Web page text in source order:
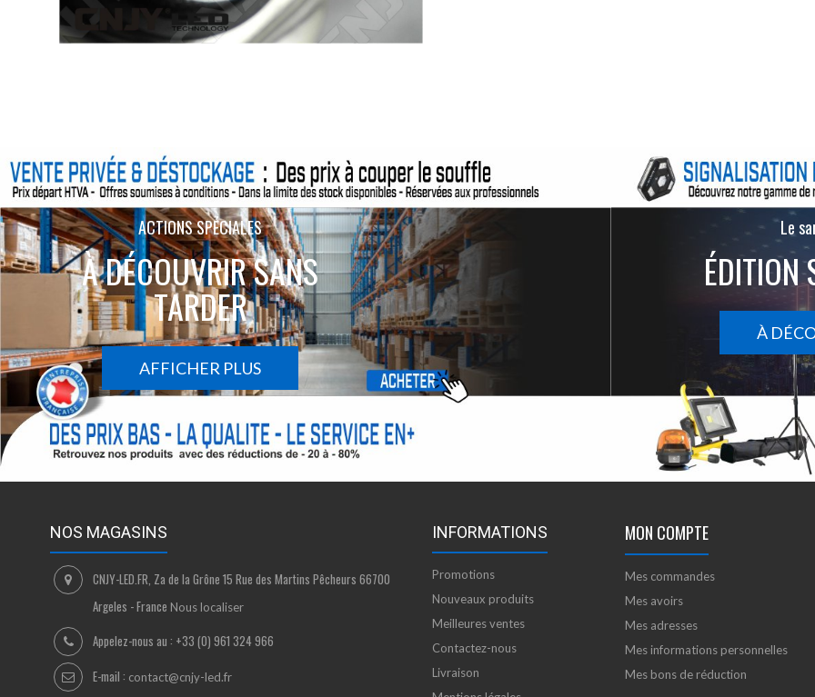
ACTIONS SPÉCIALES
À DÉCOUVRIR SANS
TARDER
AFFICHER PLUS
Le
ÉDITION
À
NOS MAGASINS
CNJY-LED.FR, Za de la Grône 15 Rue des Martins Pêcheurs 66700
Argeles - France Nous localiser
Appelez-nous au : +33 (0) 961 324 966
E-mail : contact@cnjy-led.fr
INFORMATIONS
Promotions
Nouveaux produits
Meilleures ventes
Contactez-nous
Livraison
MON COMPTE
Mes commandes
Mes avoirs
Mes adresses
Mes informations personnelles
Mes bons de réduction